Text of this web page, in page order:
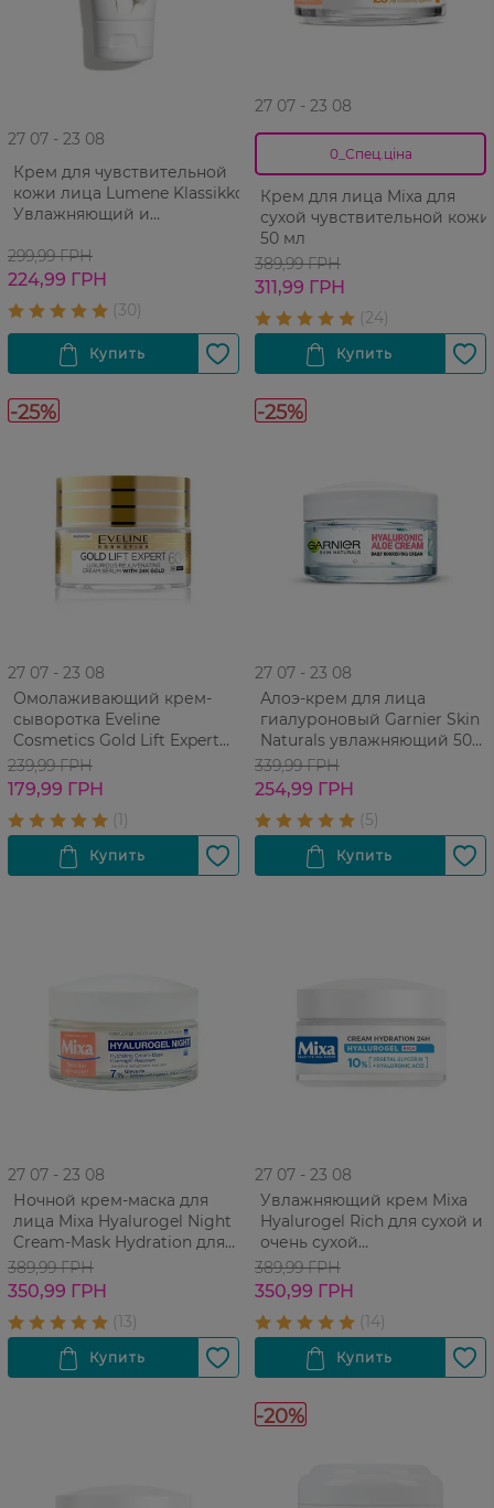
27 07 - 23 08
Крем для чувствительной
кожи лица Lumene Klassikkо
Увлажняющий и
299,99 ГРН
224,99 ГРН
27 07 - 23 08
0_Спец.ціна
Крем для лица Mixa для
сухой чувствительной кожи
50 мл
389,99 ГРН
311,99 ГРН
-25%
27 07 - 23 08
Омолаживающий крем-
сыворотка Eveline
Cosmetics Gold Lift Expert
60+
239,99 ГРН
179,99 ГРН
-25%
27 07 - 23 08
Алоэ-крем для лица
гиалуроновый Garnier Skin
Naturals увлажняющий 50
мл
339,99 ГРН
254,99 ГРН
27 07 - 23 08
Ночной крем-маска для
лица Mixa Hyalurogel Night
Cream-Mask Hydration для
сухой и очень сухой кожи, с
гиалуроновой кислотой и
глицерином 50 мл
389,99 ГРН
350,99 ГРН
27 07 - 23 08
Увлажняющий крем Mixa
Hyalurogel Rich для сухой и
очень сухой
чувствительной кожи лица
50 мл
389,99 ГРН
350,99 ГРН
-20%